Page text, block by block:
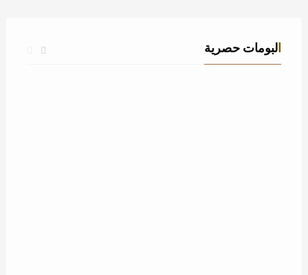
البومات حصرية
زفة استدل النور – عباس ابراهيم – عامة